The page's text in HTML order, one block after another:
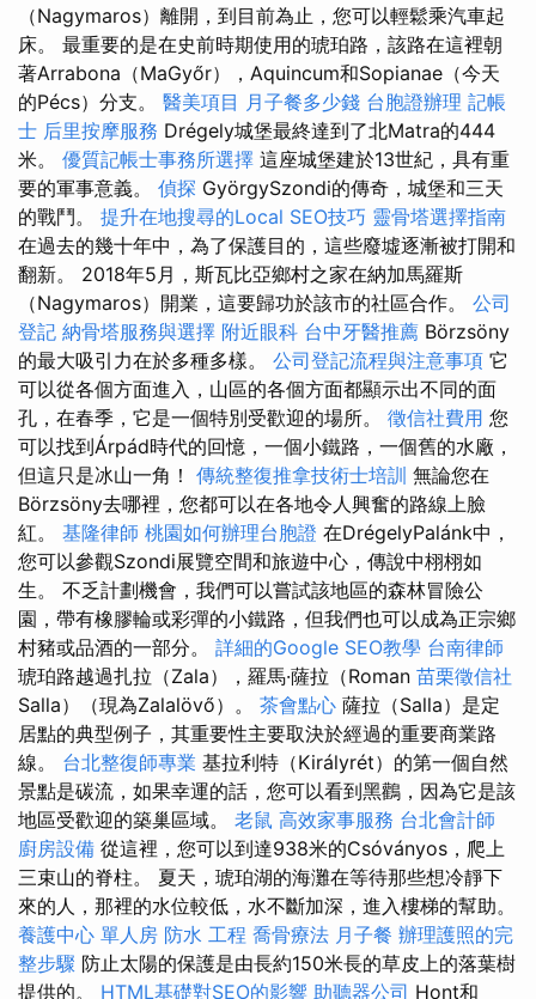
（Nagymaros）離開，到目前為止，您可以輕鬆乘汽車起
床。 最重要的是在史前時期使用的琥珀路，該路在這裡朝
著Arrabona（MaGyőr），Aquincum和Sopianae（今天
的Pécs）分支。 醫美項目 月子餐多少錢 台胞證辦理 記帳
士 后里按摩服務 Drégely城堡最終達到了北Matra的444
米。 優質記帳士事務所選擇 這座城堡建於13世紀，具有重
要的軍事意義。 偵探 GyörgySzondi的傳奇，城堡和三天
的戰鬥。 提升在地搜尋的Local SEO技巧 靈骨塔選擇指南
在過去的幾十年中，為了保護目的，這些廢墟逐漸被打開和
翻新。 2018年5月，斯瓦比亞鄉村之家在納加馬羅斯
（Nagymaros）開業，這要歸功於該市的社區合作。 公司
登記 納骨塔服務與選擇 附近眼科 台中牙醫推薦 Börzsöny
的最大吸引力在於多種多樣。 公司登記流程與注意事項 它
可以從各個方面進入，山區的各個方面都顯示出不同的面
孔，在春季，它是一個特別受歡迎的場所。 徵信社費用 您
可以找到Árpád時代的回憶，一個小鐵路，一個舊的水廠，
但這只是冰山一角！ 傳統整復推拿技術士培訓 無論您在
Börzsöny去哪裡，您都可以在各地令人興奮的路線上臉
紅。 基隆律師 桃園如何辦理台胞證 在DrégelyPalánk中，
您可以參觀Szondi展覽空間和旅遊中心，傳說中栩栩如
生。 不乏計劃機會，我們可以嘗試該地區的森林冒險公
園，帶有橡膠輪或彩彈的小鐵路，但我們也可以成為正宗鄉
村豬或品酒的一部分。 詳細的Google SEO教學 台南律師
琥珀路越過扎拉（Zala），羅馬·薩拉（Roman 苗栗徵信社
Salla）（現為Zalalövő）。 茶會點心 薩拉（Salla）是定
居點的典型例子，其重要性主要取決於經過的重要商業路
線。 台北整復師專業 基拉利特（Királyrét）的第一個自然
景點是碳流，如果幸運的話，您可以看到黑鸛，因為它是該
地區受歡迎的築巢區域。 老鼠 高效家事服務 台北會計師
廚房設備 從這裡，您可以到達938米的Csóványos，爬上
三束山的脊柱。 夏天，琥珀湖的海灘在等待那些想冷靜下
來的人，那裡的水位較低，水不斷加深，進入樓梯的幫助。
養護中心 單人房 防水 工程 喬骨療法 月子餐 辦理護照的完
整步驟 防止太陽的保護是由長約150米長的草皮上的落葉樹
提供的。 HTML基礎對SEO的影響 助聽器公司 Hont和